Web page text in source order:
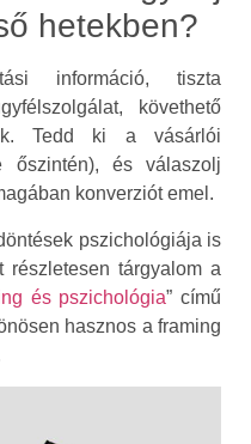
hetekben?
információ, tiszta
követhető
Tedd ki a vásárlói
őszintén), és válaszolj
konverziót emel.
pszichológiája is
tárgyalom a
és pszichológia” című
hasznos a framing